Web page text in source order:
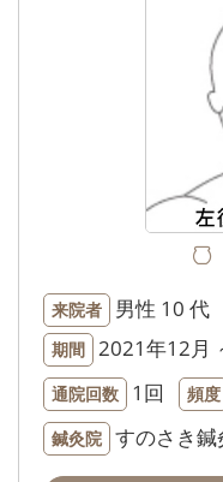
来院者 男性 10 代
期間 2021年12月
通院回数 1回 頻度
鍼灸院 すのさき